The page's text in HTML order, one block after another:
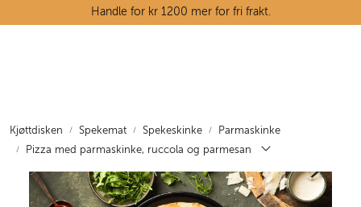
Skip to main contentHandle for kr 1200 mer for fri frakt.
Kjøttdisken Spekemat Spekeskinke
Parmaskinke
Pizza med parmaskinke, ruccola og parmesan
Tørrvarehylla
Grøntavdelingen